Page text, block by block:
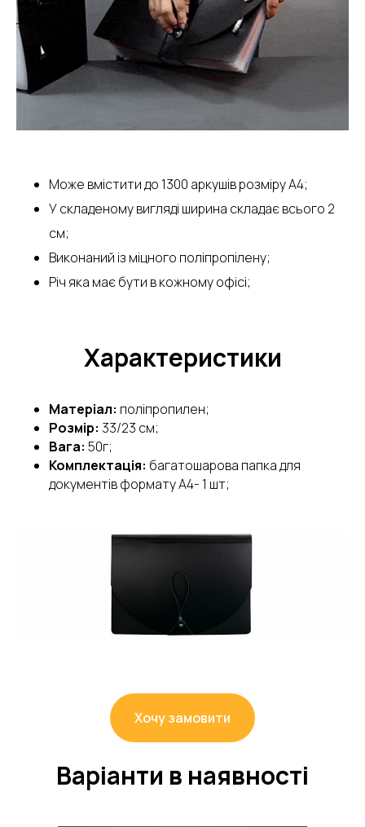
Може вмістити до 1300 аркушів розміру А4;
У складеному вигляді ширина складає всього 2
см;
Виконаний із міцного поліпропілену;
Річ яка має бути в кожному офісі;
Характеристики
Матеріал: поліпропилен;
Розмір: 33/23 см;
Вага: 50г;
Комплектація: багатошарова папка для
документів формату А4- 1 шт;
Хочу замовити
Варіанти в наявності